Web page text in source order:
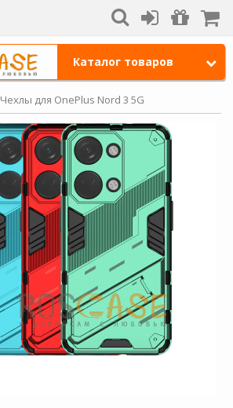
Каталог товаров
Чехлы для OnePlus Nord 3 5G